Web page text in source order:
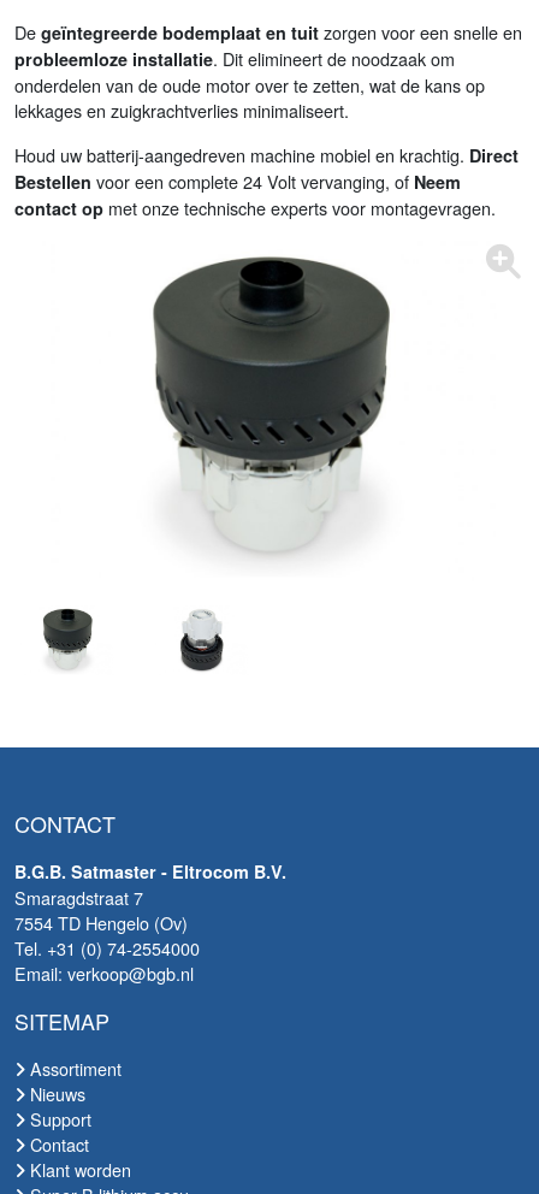
De geïntegreerde bodemplaat en tuit zorgen voor een snelle en
probleemloze installatie. Dit elimineert de noodzaak om
onderdelen van de oude motor over te zetten, wat de kans op
lekkages en zuigkrachtverlies minimaliseert.
Houd uw batterij-aangedreven machine mobiel en krachtig. Direct
Bestellen voor een complete 24 Volt vervanging, of Neem
contact op met onze technische experts voor montagevragen.
CONTACT
B.G.B. Satmaster - Eltrocom B.V.
Smaragdstraat 7
7554 TD Hengelo (Ov)
Tel. +31 (0) 74-2554000
Email: verkoop@bgb.nl
SITEMAP
Assortiment
Nieuws
Support
Contact
Klant worden